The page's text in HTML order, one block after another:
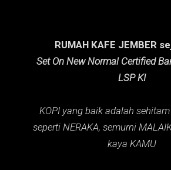
RUMAH KAFE JEMBER
Set On New Normal Certified
LSP KI
KOPI yang baik adalah sehitam
seperti NERAKA, semurni
kaya KAMU